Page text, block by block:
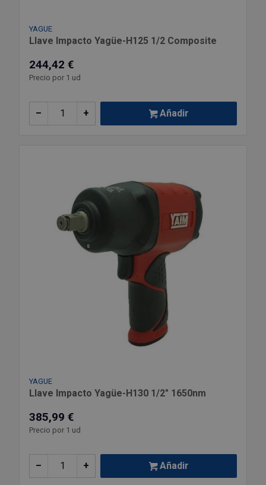
YAGUE
Llave Impacto Yagüe-H125 1/2 Composite
244,42 €
Precio por 1 ud
+
– Añadir
YAGUE
Llave Impacto Yagüe-H130 1/2" 1650nm
385,99 €
Precio por 1 ud
+
– Añadir